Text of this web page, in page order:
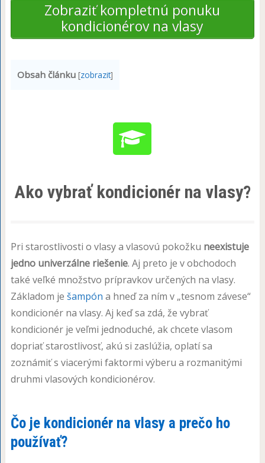
Zobraziť kompletnú ponuku
kondicionérov na vlasy
Obsah článku [zobrazit]
Ako vybrať kondicionér na vlasy?
Pri starostlivosti o vlasy a vlasovú pokožku neexistuje
jedno univerzálne riešenie. Aj preto je v obchodoch
také veľké množstvo prípravkov určených na vlasy.
Základom je šampón a hneď za ním v „tesnom závese“
kondicionér na vlasy. Aj keď sa zdá, že vybrať
kondicionér je veľmi jednoduché, ak chcete vlasom
dopriať starostlivosť, akú si zaslúžia, oplatí sa
zoznámiť s viacerými faktormi výberu a rozmanitými
druhmi vlasových kondicionérov.
Čo je kondicionér na vlasy a prečo ho
používať?